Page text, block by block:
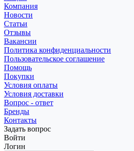
Компания
Новости
Статьи
Отзывы
Вакансии
Политика конфиденциальности
Пользовательское соглашение
Помощь
Покупки
Условия оплаты
Условия доставки
Вопрос - ответ
Бренды
Контакты
Задать вопрос
Войти
Логин